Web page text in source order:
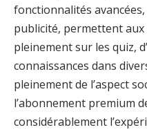
fonctionnalités avancées,
publicité, permettent
pleinement sur les quiz,
connaissances dans
pleinement de l’aspect
l’abonnement premium
considérablement